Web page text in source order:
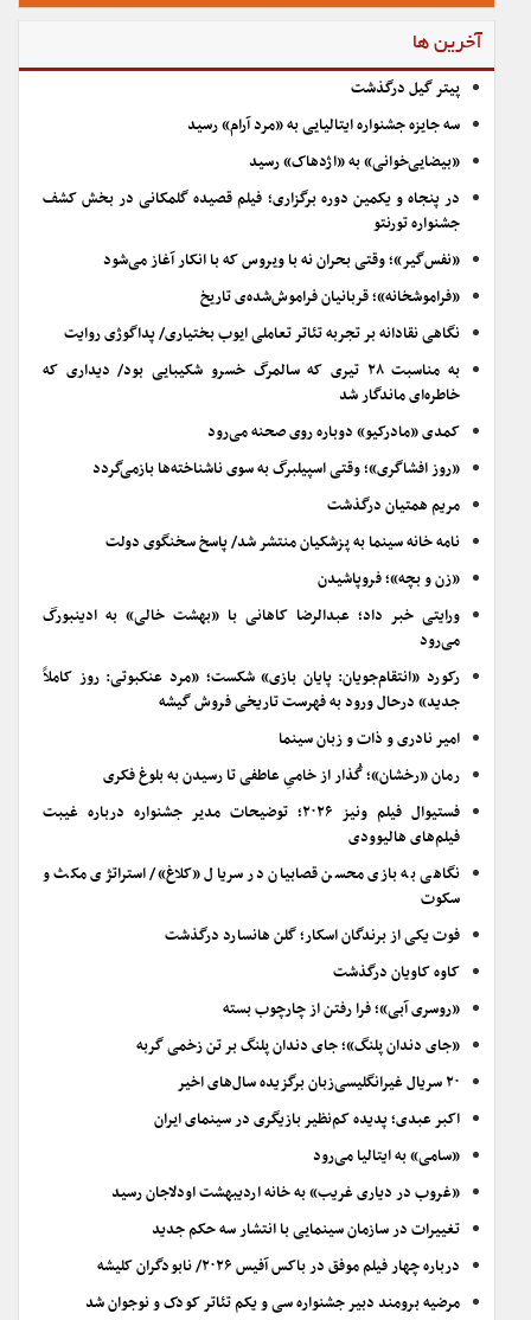
آخرین ها
پیتر گیل درگذشت
سه جایزه جشنواره ایتالیایی به «مرد آرام» رسید
«بیضایی‌خوانی» به «اژدهاک» رسید
در پنجاه و یکمین دوره برگزاری؛ فیلم قصیده گلمکانی در بخش کشف
جشنواره تورنتو
«نفس‌گیر»؛ وقتی بحران نه با ویروس که با انکار آغاز می‌شود
«فراموشخانه»؛ قربانیان فراموش‌شده‌ی تاریخ
نگاهی نقادانه بر تجربه تئاتر تعاملی ایوب بختیاری/ پداگوژی روایت
به مناسبت ۲۸ تیری که سالمرگ خسرو شکیبایی بود/ دیداری که
خاطره‌ای ماندگار شد
کمدی «مادرکیو» دوباره روی صحنه می‌رود
«روز افشاگری»؛ وقتی اسپیلبرگ به سوی ناشناخته‌ها بازمی‌گردد
مریم همتیان درگذشت
نامه خانه سینما به پزشکیان منتشر شد/ پاسخ سخنگوی دولت
«زن و بچه»؛ فروپاشیدن
ورایتی خبر داد؛ عبدالرضا کاهانی با «بهشت خالی» به ادینبورگ
می‌رود
رکورد «انتقام‌جویان: پایان بازی» شکست؛ «مرد عنکبوتی: روز کاملاً
جدید» درحال ورود به فهرست تاریخی فروش گیشه
امیر نادری و ذات و زبان سینما
رمان «رخشان»؛ گُذار از خامیِ عاطفی تا رسیدن به بلوغ فکری
فستیوال فیلم ونیز ۲۰۲۶؛ توضیحات مدیر جشنواره درباره غیبت
فیلم‌های هالیوودی
نگاهی به بازی محسن قصابیان در سریال «کلاغ»/ استراتژی مکث و
سکوت
فوت یکی از برندگان اسکار؛ گلن هانسارد درگذشت
کاوه کاویان درگذشت
«روسری آبی»؛ فرا رفتن از چارچوب بسته
«جای دندان پلنگ»؛ جای دندان پلنگ بر تن زخمی گربه
۲۰ سریال غیرانگلیسی‌زبان برگزیده سال‌های اخیر
اکبر عبدی؛ پدیده کم‌نظیر بازیگری در سینمای ایران
«سامی» به ایتالیا می‌رود
«غروب در دیاری غریب» به خانه اردیبهشت اودلاجان رسید
تغییرات در سازمان سینمایی با انتشار سه حکم جدید
درباره چهار فیلم موفق در باکس آفیس ۲۰۲۶/ نابودگران کلیشه
مرضیه برومند دبیر جشنواره سی و یکم تئاتر کودک و نوجوان شد